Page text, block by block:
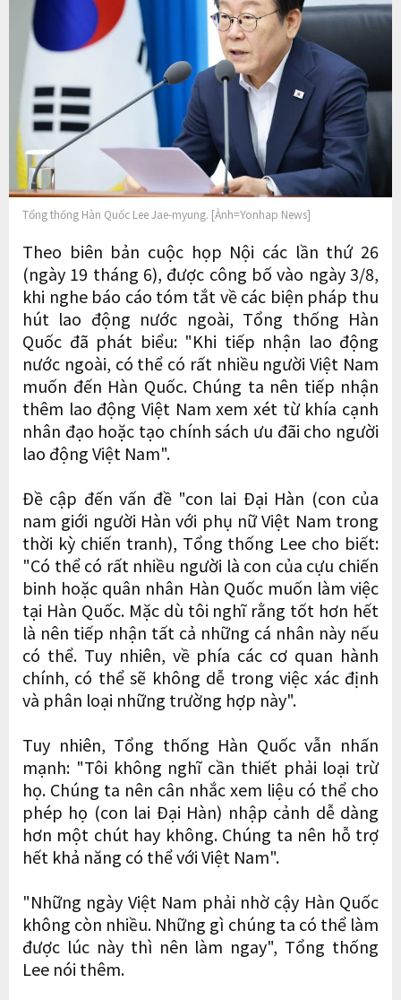
Tổng thống Hàn Quốc Lee Jae-myung. [Ảnh=Yonhap News]
Theo biên bản cuộc họp Nội các lần thứ 26
(ngày 19 tháng 6), được công bố vào ngày 3/8,
khi nghe báo cáo tóm tắt về các biện pháp thu
hút lao động nước ngoài, Tổng thống Hàn
Quốc đã phát biểu: "Khi tiếp nhận lao động
nước ngoài, có thể có rất nhiều người Việt Nam
muốn đến Hàn Quốc. Chúng ta nên tiếp nhận
thêm lao động Việt Nam xem xét từ khía cạnh
nhân đạo hoặc tạo chính sách ưu đãi cho người
lao động Việt Nam".
Đề cập đến vấn đề "con lai Đại Hàn (con của
nam giới người Hàn với phụ nữ Việt Nam trong
thời kỳ chiến tranh), Tổng thống Lee cho biết:
"Có thể có rất nhiều người là con của cựu chiến
binh hoặc quân nhân Hàn Quốc muốn làm việc
tại Hàn Quốc. Mặc dù tôi nghĩ rằng tốt hơn hết
là nên tiếp nhận tất cả những cá nhân này nếu
có thể. Tuy nhiên, về phía các cơ quan hành
chính, có thể sẽ không dễ trong việc xác định
và phân loại những trường hợp này".
Tuy nhiên, Tổng thống Hàn Quốc vẫn nhấn
mạnh: "Tôi không nghĩ cần thiết phải loại trừ
họ. Chúng ta nên cân nhắc xem liệu có thể cho
phép họ (con lai Đại Hàn) nhập cảnh dễ dàng
hơn một chút hay không. Chúng ta nên hỗ trợ
hết khả năng có thể với Việt Nam".
"Những ngày Việt Nam phải nhờ cậy Hàn Quốc
không còn nhiều. Những gì chúng ta có thể làm
được lúc này thì nên làm ngay", Tổng thống
Lee nói thêm.